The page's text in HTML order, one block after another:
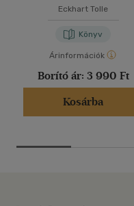
Eckhart Tolle
Könyv
Árinformációk
Borító ár: 3 990 Ft
Kosárba